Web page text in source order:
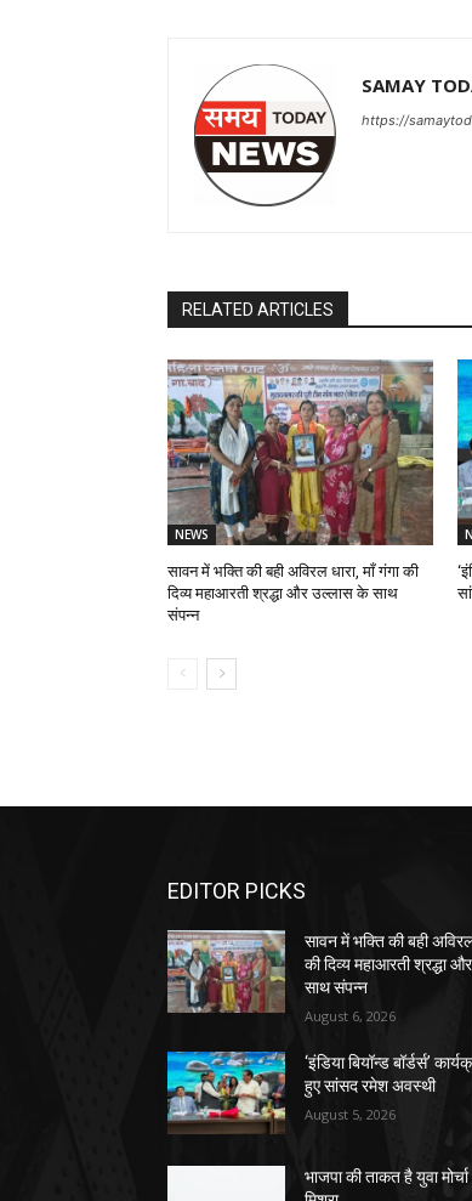
SAMAY
https://
RELATED ARTICLES
NEWS
सावन में भक्ति की बही अविरल धारा, माँ गंगा की
दिव्य महाआरती श्रद्धा और उल्लास के साथ
संपन्न
EDITOR PICKS
सावन में भक्ति की बही अविरल
की दिव्य महाआरती श्रद्धा
साथ संपन्न
August 6, 2026
‘इंडिया बियॉन्ड बॉर्डर्स’
हुए सांसद रमेश अवस्थी
August 5, 2026
भाजपा की ताकत है युवा मोर्चा